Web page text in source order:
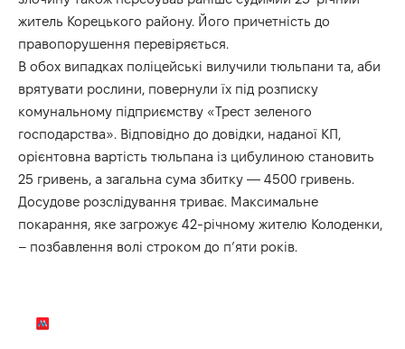
житель Корецького району. Його причетність до
правопорушення перевіряється.
В обох випадках поліцейські вилучили тюльпани та, аби
врятувати рослини, повернули їх під розписку
комунальному підприємству «Трест зеленого
господарства». Відповідно до довідки, наданої КП,
орієнтовна вартість тюльпана із цибулиною становить
25 гривень, а загальна сума збитку — 4500 гривень.
Досудове розслідування триває. Максимальне
покарання, яке загрожує 42-річному жителю Колоденки,
– позбавлення волі строком до п’яти років.